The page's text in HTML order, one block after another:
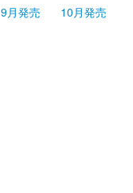
9月発売 10月発売